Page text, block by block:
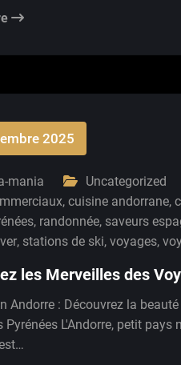
2025
mania Uncategorized
, cuisine andorrane,
, randonnée, saveurs
, stations de ski, voyages,
les Merveilles des
Andorre : Découvrez la
Pyrénées L'Andorre, petit